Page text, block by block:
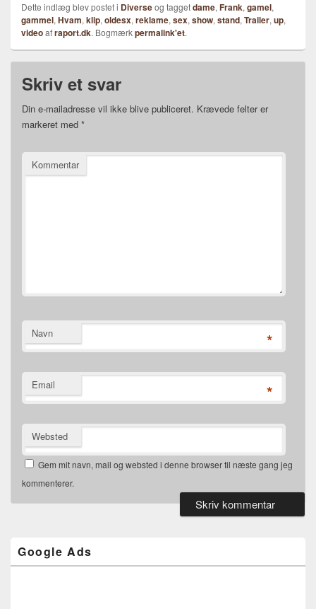
Dette indlæg blev postet i Diverseog taggetdame, Frank, gamel,
gammel, Hvam, klip, oldesx, reklame, sex, show, stand, Trailer, up,
videoafraport.dk. Bogmærkpermalink'et.
Skriv et svar
Din e-mailadresse vil ikke blive publiceret. Krævede felter er
markeret med *
Kommentar
Navn *
Email *
Websted
Gem mit navn, mail og websted i denne browser til næste gang jeg
kommenterer.
Google Ads